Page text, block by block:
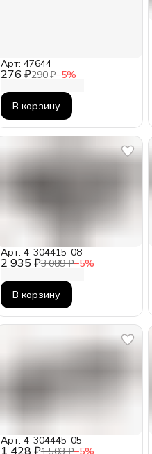
276 ₽290 ₽−5%
Арт: 47644
В корзину
2 935 ₽3 089 ₽−5%
Арт: 4-304415-08
В корзину
1 428 ₽
Арт: 4-304445-05